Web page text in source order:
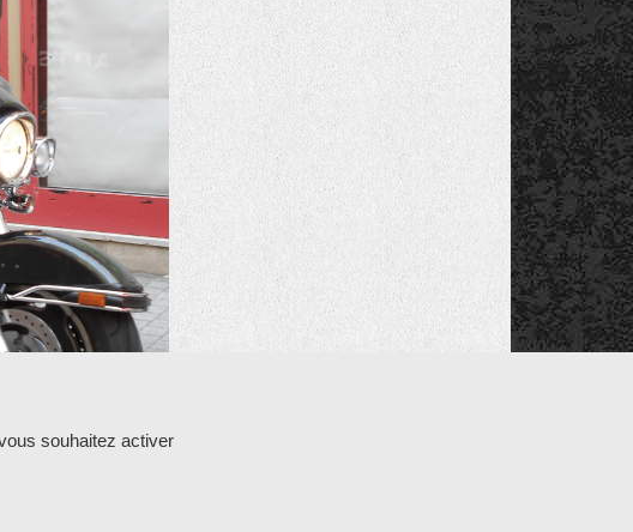
souhaitez activer